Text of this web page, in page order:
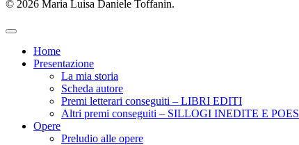
© 2026 Maria Luisa Daniele Toffanin.
Home
Presentazione
La mia storia
Scheda autore
Premi letterari conseguiti – LIBRI EDITI
Altri premi conseguiti – SILLOGI INEDITE E
Opere
Preludio alle opere